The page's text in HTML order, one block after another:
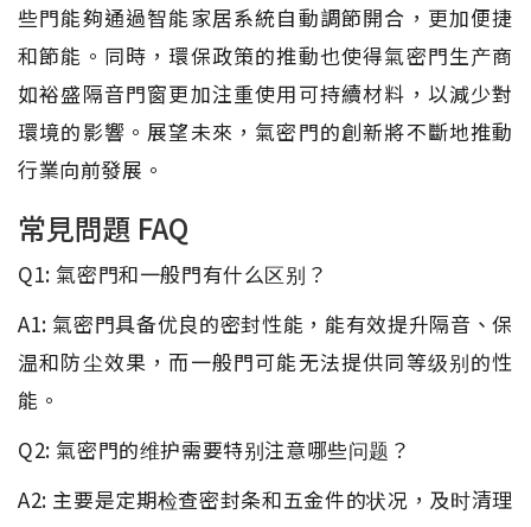
些門能夠通過智能家居系統自動調節開合，更加便捷
和節能。同時，環保政策的推動也使得氣密門生产商
如裕盛隔音門窗更加注重使用可持續材料，以減少對
環境的影響。展望未來，氣密門的創新將不斷地推動
行業向前發展。
常見問題 FAQ
Q1: 氣密門和一般門有什么区别？
A1: 氣密門具备优良的密封性能，能有效提升隔音、保
温和防尘效果，而一般門可能无法提供同等级别的性
能。
Q2: 氣密門的维护需要特别注意哪些问题？
A2: 主要是定期检查密封条和五金件的状况，及时清理